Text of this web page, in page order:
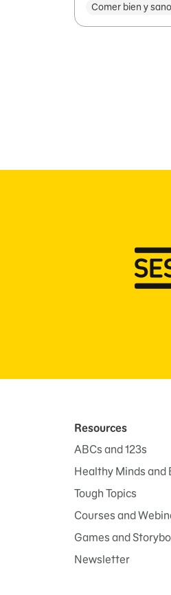
Comer bien y sano
Resources
ABCs and 123s
Healthy Minds and
Tough Topics
Courses and
Games and
Newsletter